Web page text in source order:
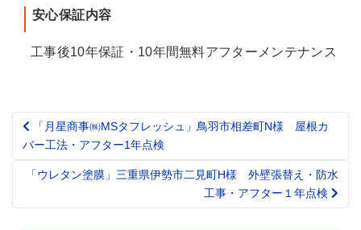
安心保証内容
工事後10年保証・10年間無料アフターメンテナンス
Post
navigation
「月星商事㈱MSタフレッシュ」鳥羽市相差町N様 屋根カ
バー工法・アフター1年点検
「ウレタン塗膜」三重県伊勢市二見町H様 外壁張替え・防水
工事・アフター１年点検